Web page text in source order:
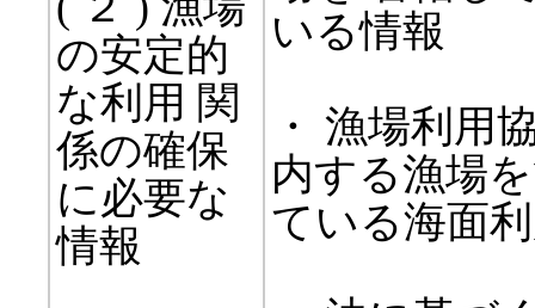
の安定的
な利用 関
係の確保
に必要な
情報
いる情報
・ 漁場利用
内する漁場
ている海面